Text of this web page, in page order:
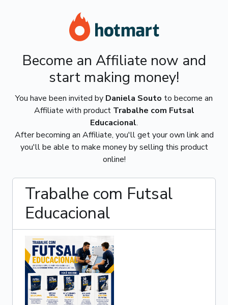
Become an Affiliate now and
start making money!
You have been invited by Daniela Souto to become an
Affiliate with product Trabalhe com Futsal
Educacional.
After becoming an Affiliate, you'll get your own link and
you'll be able to make money by selling this product
online!
Trabalhe com Futsal
Educacional